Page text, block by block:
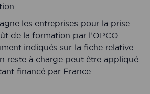
les entreprises pour la prise
de la formation par l’OPCO.
indiqués sur la fiche relative
reste à charge peut être appliqué
financé par France